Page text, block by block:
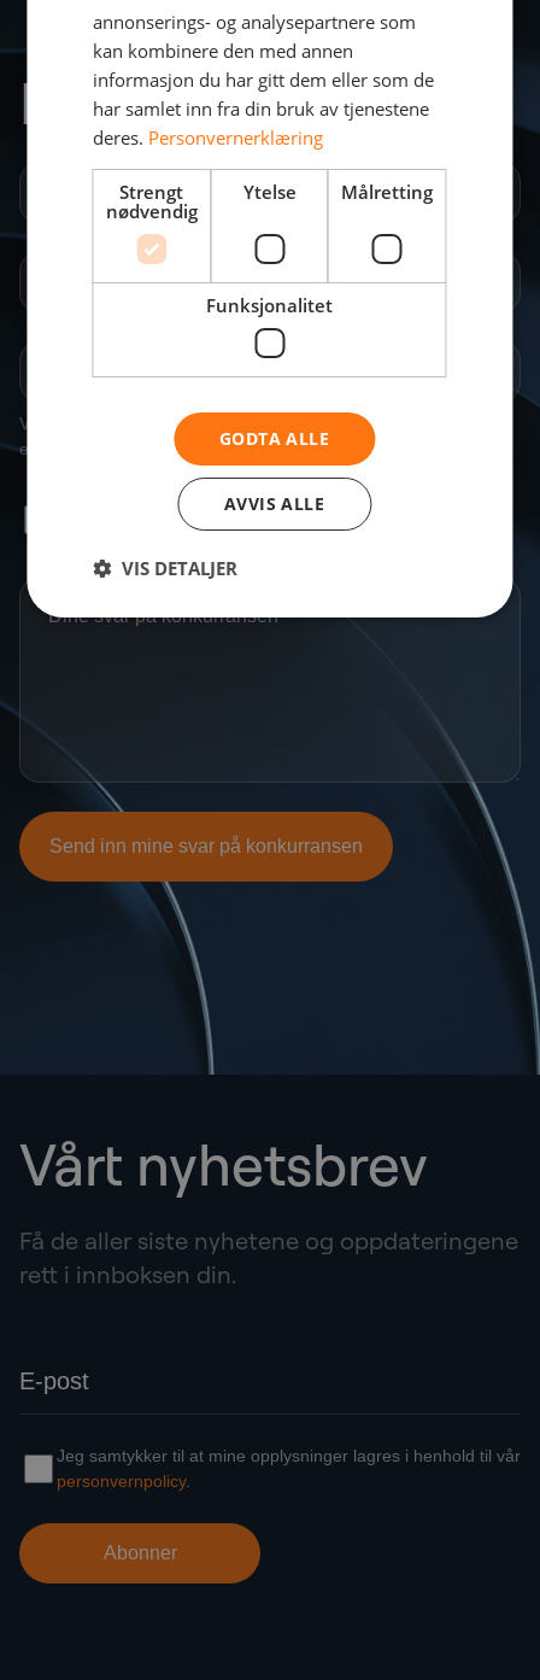
Registrer deg nå
Vårt nyhetsbrev
Få de aller siste nyhetene og oppdateringene
rett i innboksen din.
annonserings- og analysepartnere som
kan kombinere den med annen
informasjon du har gitt dem eller som de
har samlet inn fra din bruk av tjenestene
deres. Personvernerklæring
Strengt
nødvendig
Ytelse Målretting
Funksjonalitet
GODTA ALLE
AVVIS ALLE
VIS DETALJER